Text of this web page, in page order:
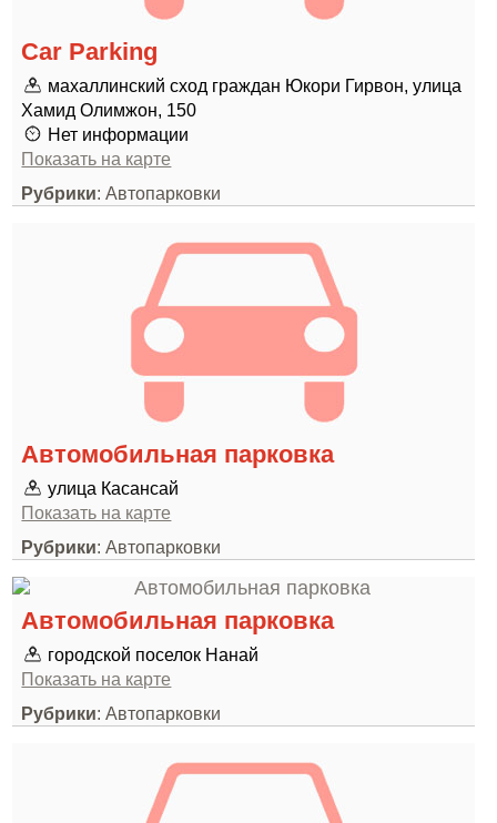
Car Parking
махаллинский сход граждан Юкори Гирвон, улица
Хамид Олимжон, 150
Нет информации
Показать на карте
Рубрики: Автопарковки
Автомобильная парковка
улица Касансай
Показать на карте
Рубрики: Автопарковки
Автомобильная парковка
городской поселок Нанай
Показать на карте
Рубрики: Автопарковки